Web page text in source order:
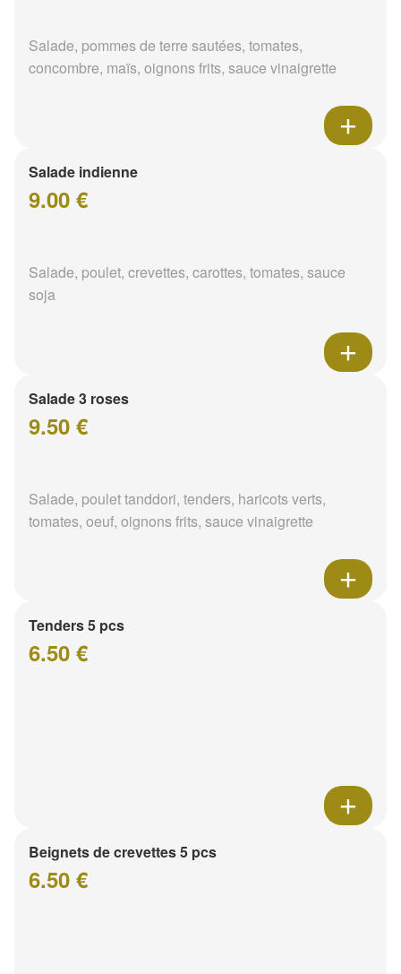
Salade, pommes de terre sautées, tomates,
concombre, maïs, oignons frits, sauce vinaigrette
Salade indienne
9.00 €
Salade, poulet, crevettes, carottes, tomates, sauce
soja
Salade 3 roses
9.50 €
Salade, poulet tanddori, tenders, haricots verts,
tomates, oeuf, oignons frits, sauce vinaigrette
Tenders 5 pcs
6.50 €
Beignets de crevettes 5 pcs
6.50 €